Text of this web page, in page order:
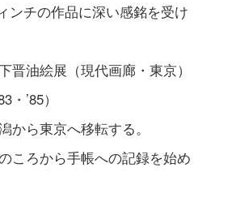
ンチの作品に深い感銘を受け
油絵展（現代画廊・東京）
・’85）
ら東京へ移転する。
ろから手帳への記録を始め